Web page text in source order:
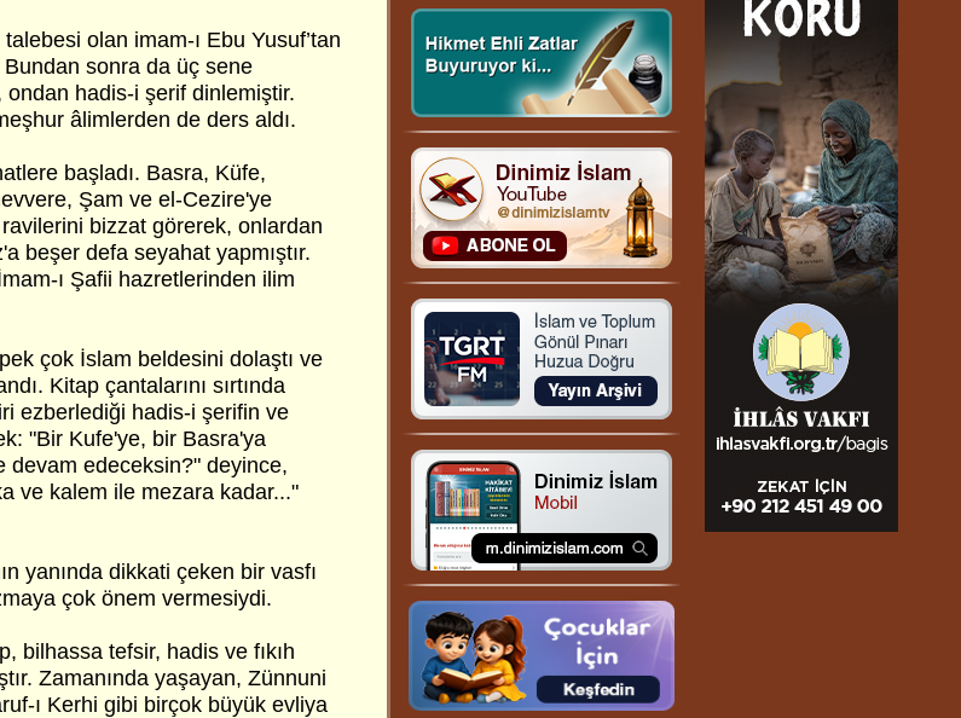
olan imam-ı Ebu Yusuf’tan
Bundan sonra da üç sene
hadis-i şerif dinlemiştir.
âlimlerden de ders aldı.
başladı. Basra, Küfe,
Şam ve el-Cezire'ye
bizzat görerek, onlardan
beşer defa seyahat yapmıştır.
ı Şafii hazretlerinden ilim
çok İslam beldesini dolaştı ve
Kitap çantalarını sırtında
ezberlediği hadis-i şerifin ve
"Bir Kufe'ye, bir Basra'ya
devam edeceksin?" deyince,
ve kalem ile mezara kadar..."
yanında dikkati çeken bir vasfı
çok önem vermesiydi.
bilhassa tefsir, hadis ve fıkıh
Zamanında yaşayan, Zünnuni
ı Kerhi gibi birçok büyük evliya